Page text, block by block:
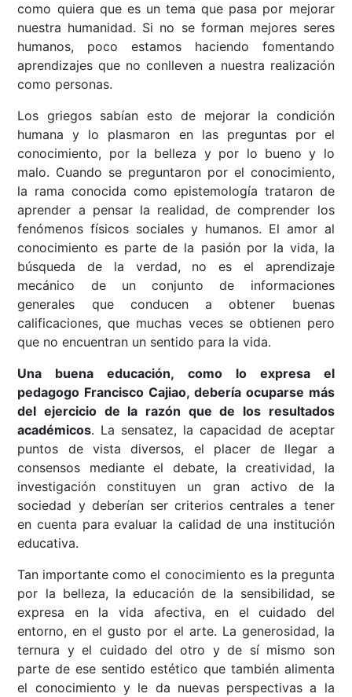
como quiera que es un tema que pasa por mejorar
nuestra humanidad. Si no se forman mejores seres
humanos, poco estamos haciendo fomentando
aprendizajes que no conlleven a nuestra realización
como personas.
Los griegos sabían esto de mejorar la condición
humana y lo plasmaron en las preguntas por el
conocimiento, por la belleza y por lo bueno y lo
malo. Cuando se preguntaron por el conocimiento,
la rama conocida como epistemología trataron de
aprender a pensar la realidad, de comprender los
fenómenos físicos sociales y humanos. El amor al
conocimiento es parte de la pasión por la vida, la
búsqueda de la verdad, no es el aprendizaje
mecánico de un conjunto de informaciones
generales que conducen a obtener buenas
calificaciones, que muchas veces se obtienen pero
que no encuentran un sentido para la vida.
Una buena educación, como lo expresa el
pedagogo Francisco Cajiao, debería ocuparse más
del ejercicio de la razón que de los resultados
académicos. La sensatez, la capacidad de aceptar
puntos de vista diversos, el placer de llegar a
consensos mediante el debate, la creatividad, la
investigación constituyen un gran activo de la
sociedad y deberían ser criterios centrales a tener
en cuenta para evaluar la calidad de una institución
educativa.
Tan importante como el conocimiento es la pregunta
por la belleza, la educación de la sensibilidad, se
expresa en la vida afectiva, en el cuidado del
entorno, en el gusto por el arte. La generosidad, la
ternura y el cuidado del otro y de sí mismo son
parte de ese sentido estético que también alimenta
el conocimiento y le da nuevas perspectivas a la